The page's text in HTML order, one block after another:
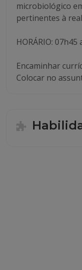
microbiológico
pertinentes à
HORÁRIO:
Encaminhar
Colocar no